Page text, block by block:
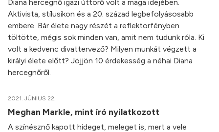
Diana hercegnő igazi úttörő volt a maga idejében.
Aktivista, stílusikon és a 20. század legbefolyásosabb
embere. Bár élete nagy részét a reflektorfényben
töltötte, mégis sok minden van, amit nem tudunk róla. Ki
volt a kedvenc divattervező? Milyen munkát végzett a
királyi élete előtt? Jöjjön 10 érdekesség a néhai Diana
hercegnőről.
2021. JÚNIUS 22.
Meghan Markle, mint író nyilatkozott
A színésznő kapott hideget, meleget is, mert a vele